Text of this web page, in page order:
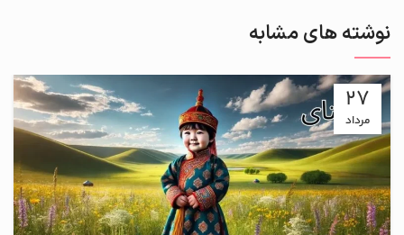
نوشته های مشابه
27
مرداد